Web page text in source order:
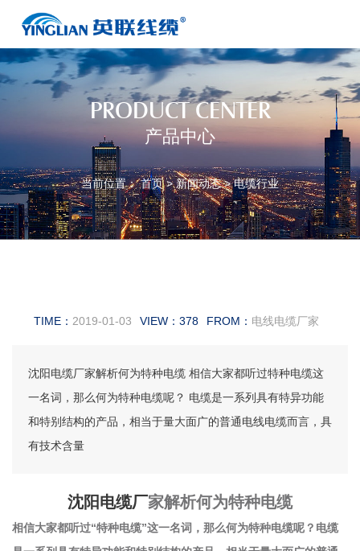
PRODUCT CENTER
产品中心
当前位置：首页>新闻动态>电缆行业
TIME： 2019-01-03 VIEW： 378 FROM： 电线电缆厂家
沈阳电缆厂家解析何为特种电缆 相信大家都听过特种电缆这
一名词，那么何为特种电缆呢？ 电缆是一系列具有特异功能
和特别结构的产品，相当于量大面广的普通电线电缆而言，具
有技术含量
沈阳电缆厂家解析何为特种电缆
相信大家都听过“特种电缆”这一名词，那么何为特种电缆呢？ 电缆